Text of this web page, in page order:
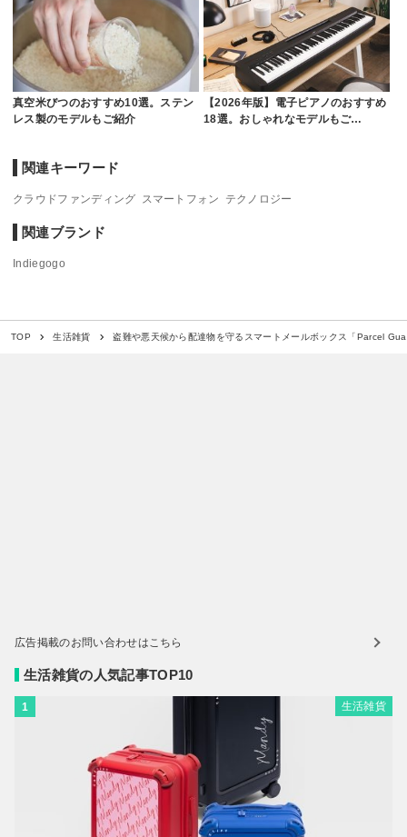
真空米びつのおすすめ10選。ステン
レス製のモデルもご紹介
【2026年版】電子ピアノのおすすめ
18選。おしゃれなモデルもご…
関連キーワード
クラウドファンディング スマートフォン テクノロジー
関連ブランド
Indiegogo
TOP 生活雑貨 盗難や悪天候から配達物を守るスマートメールボックス「Parcel
広告掲載のお問い合わせはこちら
生活雑貨の人気記事TOP10
1 生活雑貨